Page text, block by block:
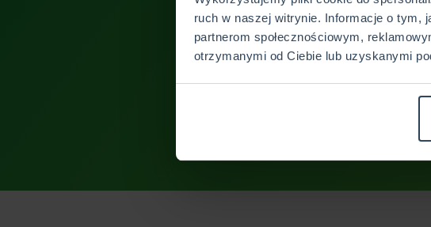
ruch w naszej witrynie. Informacje o tym,
partnerom społecznościowym,
otrzymanymi od Ciebie lub uzyskanymi